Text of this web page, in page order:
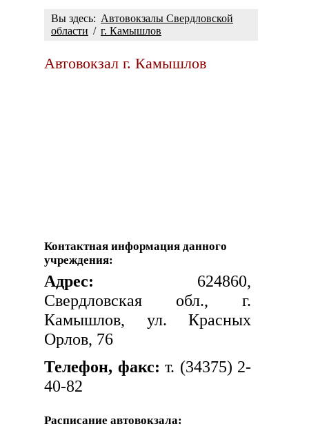
Вы здесь: Автовокзалы Свердловской
области / г. Камышлов
Автовокзал г. Камышлов
Контактная информация данного
учреждения:
Адрес: 624860,
Свердловская обл., г.
Камышлов, ул. Красных
Орлов, 76
Телефон, факс: т. (34375) 2-
40-82
Расписание автовокзала: